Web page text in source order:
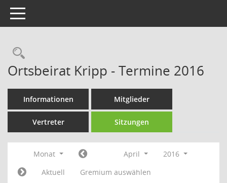
Toggle navigation
Rechercheauswahl
Ortsbeirat Kripp - Termine 2016
Informationen Mitglieder
Vertreter Sitzungen
Monat April
2016
Aktuell
Gremium auswählen